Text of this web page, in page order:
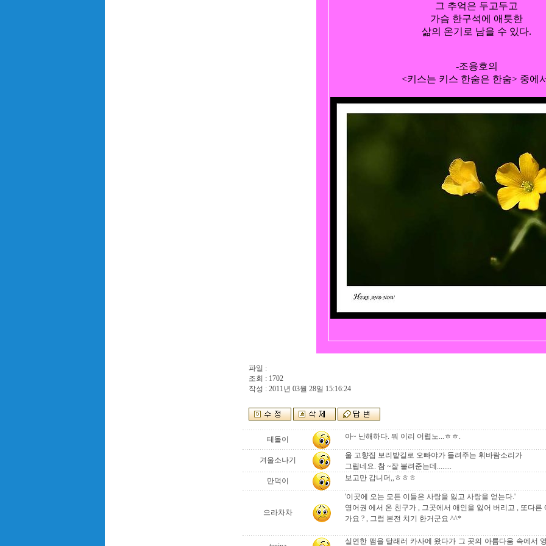
그 추억은 두고두고
가슴 한구석에 애틋한
삶의 온기로 남을 수 있다.
-조용호의
<키스는 키스 한숨은 한숨> 중에
파일 :
조회 : 1702
작성 : 2011년 03월 28일 15:16:24
테돌이 아~ 난해하다. 뭐 이리 어렵노...ㅎㅎ.
겨울소나기
울 고향집 보리밭길로 오빠야가 들려주는 휘바람소리가
그립네요. 참 ~잘 불려준는데........
만덕이
보고만 갑니더,,ㅎㅎㅎ
으라차차
'이곳에 오는 모든 이들은 사랑을 잃고 사랑을 얻는다.'
영어권 에서 온 친구가 , 그곳에서 애인을 잃어 버리고 , 또다
가요 ? , 그럼 본전 치기 한거군요 ^^*
실연한 맴을 달래러 카사에 왔다가 그 곳의 아름다움 속에서